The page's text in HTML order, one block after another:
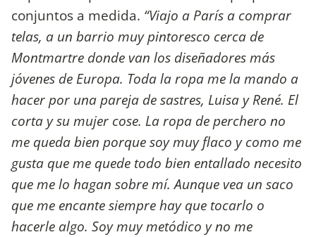
conjuntos a medida. “Viajo a París a comprar
telas, a un barrio muy pintoresco cerca de
Montmartre donde van los diseñadores más
jóvenes de Europa. Toda la ropa me la mando a
hacer por una pareja de sastres, Luisa y René. El
corta y su mujer cose. La ropa de perchero no
me queda bien porque soy muy flaco y como me
gusta que me quede todo bien entallado necesito
que me lo hagan sobre mí. Aunque vea un saco
que me encante siempre hay que tocarlo o
hacerle algo. Soy muy metódico y no me